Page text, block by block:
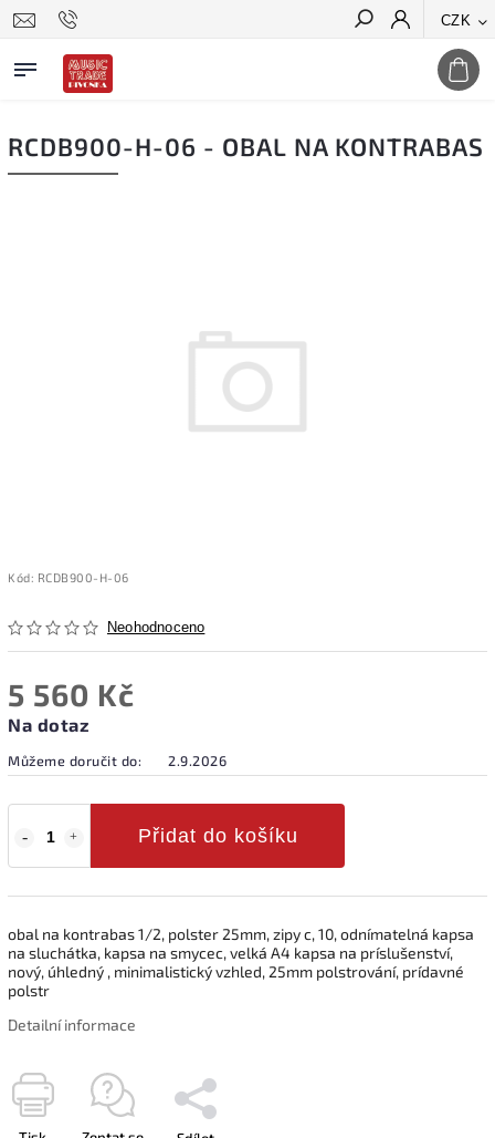
CZK
Hledat
RCDB900-H-06 - OBAL NA KONTRABAS
Kód: RCDB900-H-06
Neohodnoceno
5 560 Kč
Na dotaz
Můžeme doručit do: 2.9.2026
Přidat do košíku
obal na kontrabas 1/2, polster 25mm, zipy c, 10, odnímatelná kapsa
na sluchátka, kapsa na smycec, velká A4 kapsa na príslušenství,
nový, úhledný , minimalistický vzhled, 25mm polstrování, prídavné
polstr
Detailní informace